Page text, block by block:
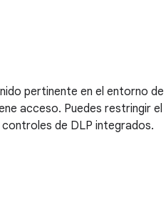
pertinente en el entorno de
acceso. Puedes restringir el
de DLP integrados.